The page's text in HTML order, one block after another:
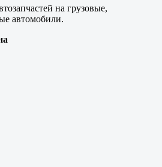
на грузовые,
автомобили.